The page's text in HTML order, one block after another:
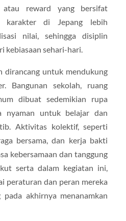
atau reward yang bersifat
karakter di Jepang lebih
nilai, sehingga disiplin
kebiasaan sehari-hari.
dirancang untuk mendukung
Bangunan sekolah, ruang
dibuat sedemikian rupa
nyaman untuk belajar dan
Aktivitas kolektif, seperti
bersama, dan kerja bakti
kebersamaan dan tanggung
serta dalam kegiatan ini,
peraturan dan peran mereka
akhirnya menanamkan